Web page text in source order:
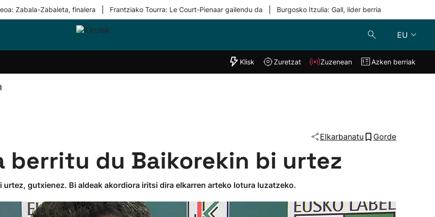
Zabala-Zabaleta, finalera Frantziako Tourra: Le Court-Pienaar gailendu da Burgosko Itzulia: Gall, lider berria
EU
Taldeak
"Helmuga"
Klisk Zuzenean
Klisk Zuretzat Zuzenean Azken berriak
Elkarbanatu Gorde
berritu du Baikorekin bi urtez
gutxienez. Bi aldeak akordiora iritsi dira elkarren arteko lotura luzatzeko.